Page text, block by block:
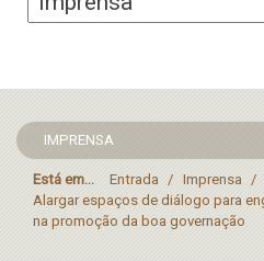
IMPRENSA
Está em... Entrada / Imprensa /
Alargar espaços de diálogo para
na promoção da boa governação